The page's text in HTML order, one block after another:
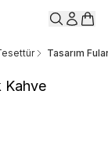
Tasarım
Kahve